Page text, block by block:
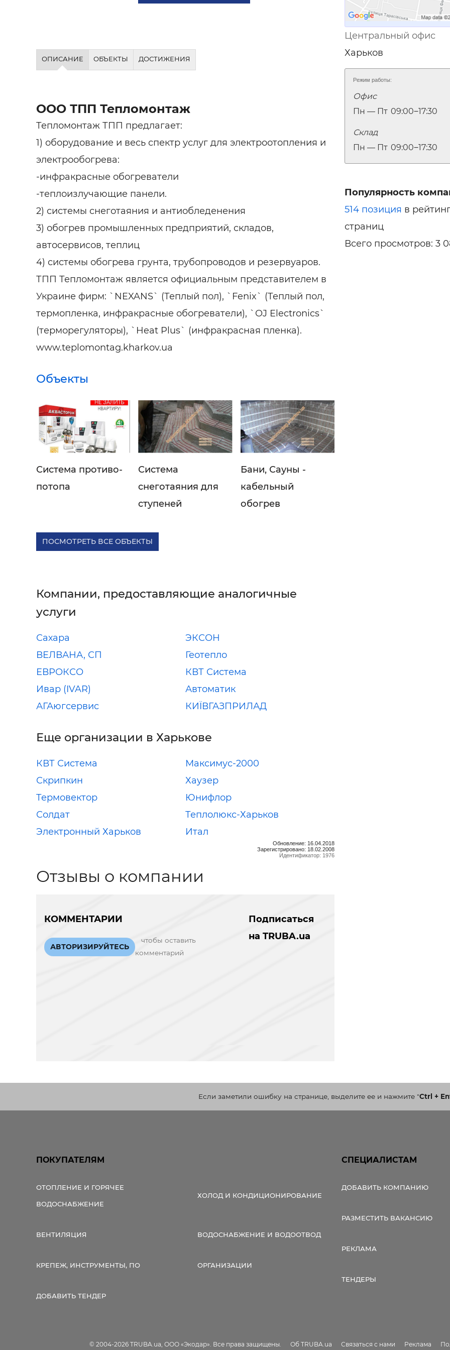
ОПИСАНИЕ ОБЪЕКТЫ ДОСТИЖЕНИЯ
ООО ТПП Тепломонтаж
Тепломонтаж ТПП предлагает:
1) оборудование и весь спектр услуг для электроотопления и
электрообогрева:
-инфракрасные обогреватели
-теплоизлучающие панели.
2) системы снеготаяния и антиобледенения
3) обогрев промышленных предприятий, складов,
автосервисов, теплиц
4) системы обогрева грунта, трубопроводов и резервуаров.
ТПП Тепломонтаж является официальным представителем в
Украине фирм: `NEXANS` (Теплый пол), `Fenix` (Теплый пол,
термопленка, инфракрасные обогреватели), `OJ Electronics`
(терморегуляторы), `Heat Plus` (инфракрасная пленка).
www.teplomontag.kharkov.ua
Объекты
Система противо-
потопа
Система
снеготаяния для
ступеней
Бани, Сауны -
кабельный
обогрев
ПОСМОТРЕТЬ ВСЕ ОБЪЕКТЫ
Компании, предоставляющие аналогичные
услуги
Сахара
ЭКСОН
ВЕЛВАНА, СП
Геотепло
ЕВРОКСО
КВТ Система
Ивар (IVAR)
Автоматик
АГАюгсервис
КИЇВГАЗПРИЛАД
Еще организации в Харькове
КВТ Система
Максимус-2000
Скрипкин
Хаузер
Термовектор
Юнифлор
Солдат
Теплолюкс-Харьков
Электронный Харьков
Итал
Обновление: 16.04.2018
Зарегистрировано: 18.02.2008
Идентификатор: 1976
Отзывы о компании
КОММЕНТАРИИ
АВТОРИЗИРУЙТЕСЬ
чтобы оставить
комментарий
Подписаться
на TRUBA.ua
Центральный офис
Харьков
Режим работы:
Офис
Пн — Пт 09:00‒17:30
Склад
Пн — Пт 09:00‒17:30
Популярность
514 позиция в
страниц
Всего просмотров: 3
Если заметили ошибку на странице, выделите ее и нажмите"Ctrl +
ПОКУПАТЕЛЯМ
ОТОПЛЕНИЕ И ГОРЯЧЕЕ
ВОДОСНАБЖЕНИЕ
ХОЛОД И КОНДИЦИОНИРОВАНИЕ
ВЕНТИЛЯЦИЯ ВОДОСНАБЖЕНИЕ И ВОДООТВОД
КРЕПЕЖ, ИНСТРУМЕНТЫ, ПО ОРГАНИЗАЦИИ
ДОБАВИТЬ ТЕНДЕР
СПЕЦИАЛИСТАМ
ДОБАВИТЬ КОМПАНИЮ
РАЗМЕСТИТЬ ВАКАНСИЮ
РЕКЛАМА
ТЕНДЕРЫ
© 2004-2026 TRUBA.ua, ООО «Экодар». Все права защищены. Об TRUBA.ua Связаться с нами Реклама